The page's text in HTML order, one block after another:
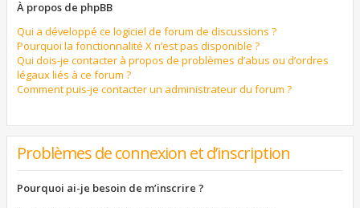
À propos de phpBB
Qui a développé ce logiciel de forum de discussions ?
Pourquoi la fonctionnalité X n’est pas disponible ?
Qui dois-je contacter à propos de problèmes d’abus ou d’ordres
légaux liés à ce forum ?
Comment puis-je contacter un administrateur du forum ?
Problèmes de connexion et d’inscription
Pourquoi ai-je besoin de m’inscrire ?